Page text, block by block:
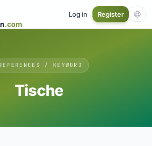
.com
Log in Register
/ KEYWORD
Tische